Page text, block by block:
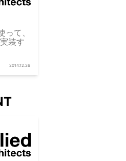
て、
装す
2014.12.26